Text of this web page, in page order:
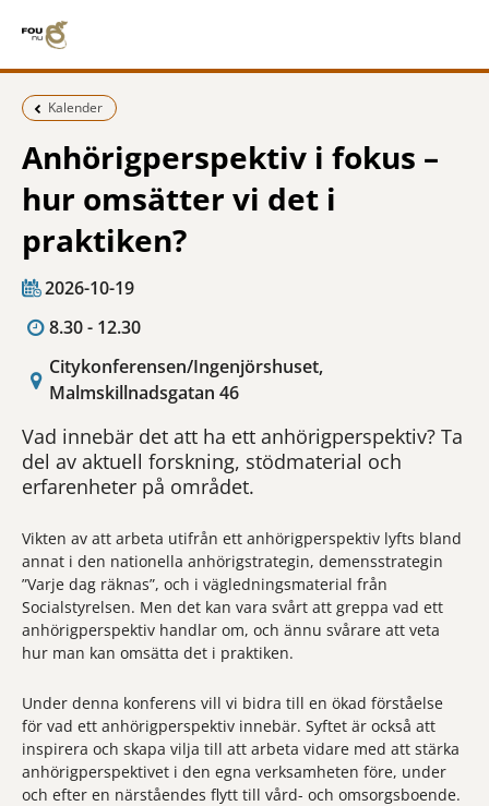
Föregående sida:
Kalender
Anhörigperspektiv i fokus –
hur omsätter vi det i
praktiken?
2026-10-19
8.30 - 12.30
Citykonferensen/Ingenjörshuset,
Malmskillnadsgatan 46
Vad innebär det att ha ett anhörigperspektiv? Ta
del av aktuell forskning, stödmaterial och
erfarenheter på området.
Vikten av att arbeta utifrån ett anhörigperspektiv lyfts bland
annat i den nationella anhörigstrategin, demensstrategin
”Varje dag räknas”, och i vägledningsmaterial från
Socialstyrelsen. Men det kan vara svårt att greppa vad ett
anhörigperspektiv handlar om, och ännu svårare att veta
hur man kan omsätta det i praktiken.
Under denna konferens vill vi bidra till en ökad förståelse
för vad ett anhörigperspektiv innebär. Syftet är också att
inspirera och skapa vilja till att arbeta vidare med att stärka
anhörigperspektivet i den egna verksamheten före, under
och efter en närståendes flytt till vård- och omsorgsboende.